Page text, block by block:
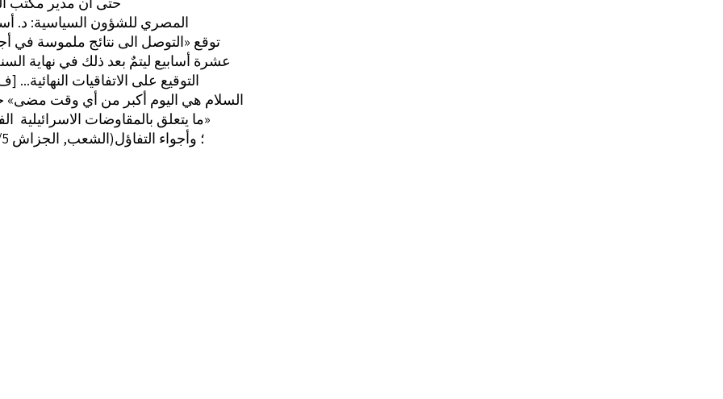
المصري للشؤون السياسية: د.
توقع «التوصل الى نتائج ملموسة في
عشرة أسابيع ليتمٌ بعد ذلك في نهاية
التوقيع على الاتفاقيات
السلام هي اليوم أكبر من أي وقت
ما يتعلق بالمقاوضات الاسرائيلية ‏ الفلسطينية»
(الشعب, الجزاش 5/ 1995/0)؛ وأجواء التفاؤل